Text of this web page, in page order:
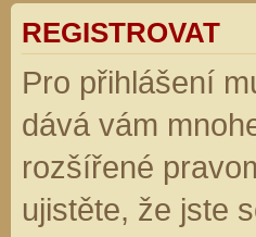
REGISTROVAT
Pro přihlášení
dává vám
rozšířené
ujistěte, že jste